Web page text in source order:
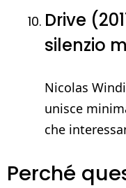
Drive
silenzio
Nicolas
unisce
che
Perché